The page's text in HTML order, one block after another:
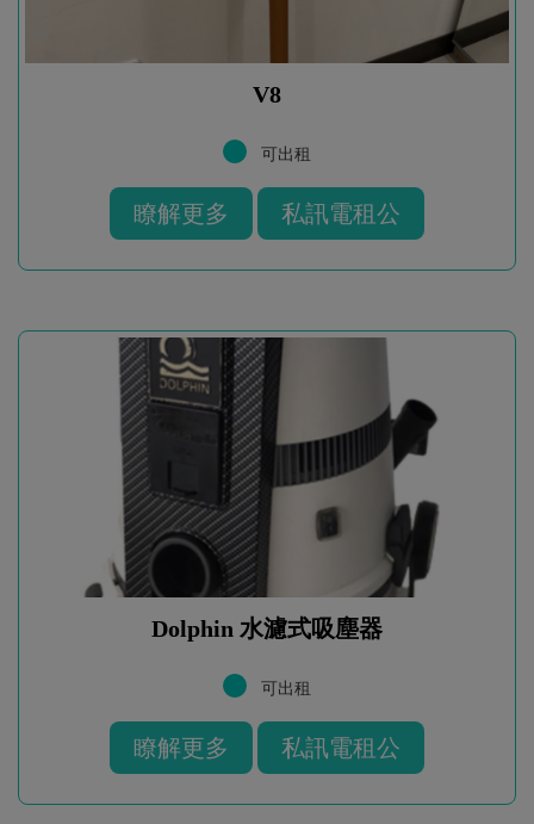
V8
可出租
瞭解更多 私訊電租公
Dolphin 水濾式吸塵器
可出租
瞭解更多 私訊電租公